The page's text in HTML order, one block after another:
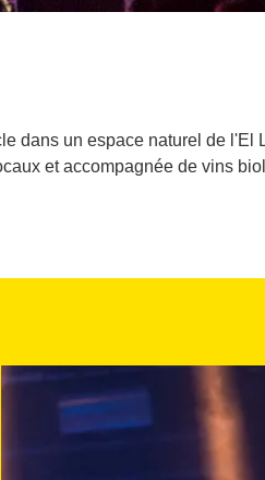
dans un espace naturel de
et accompagnée de vins